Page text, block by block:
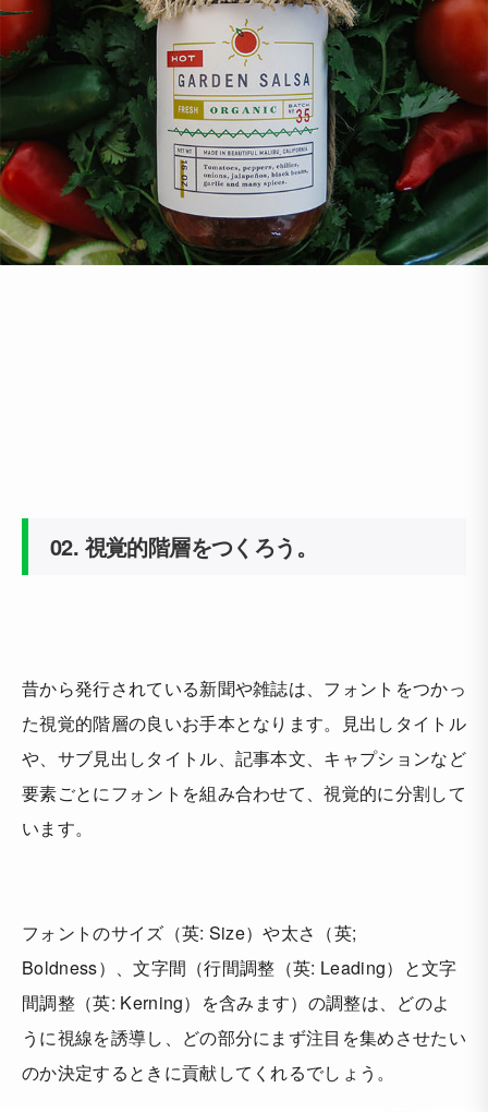
02. 視覚的階層をつくろう。
昔から発行されている新聞や雑誌は、フォントをつかっ
た視覚的階層の良いお手本となります。見出しタイトル
や、サブ見出しタイトル、記事本文、キャプションなど
要素ごとにフォントを組み合わせて、視覚的に分割して
います。
フォントのサイズ（英: Size）や太さ（英;
Boldness）、文字間（行間調整（英: Leading）と文字
間調整（英: Kerning）を含みます）の調整は、どのよ
うに視線を誘導し、どの部分にまず注目を集めさせたい
のか決定するときに貢献してくれるでしょう。